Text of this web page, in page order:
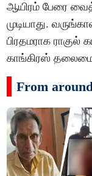
ஆயிரம் பேரை
முடியாது.
பிரதமராக ராகுல்
காங்கிரஸ்
From